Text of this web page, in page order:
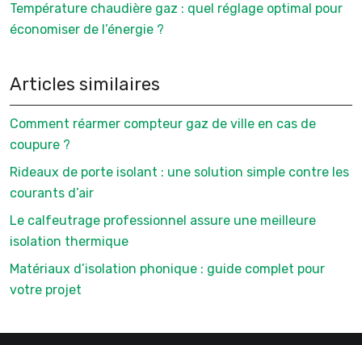
Température chaudière gaz : quel réglage optimal pour
économiser de l’énergie ?
Articles similaires
Comment réarmer compteur gaz de ville en cas de
coupure ?
Rideaux de porte isolant : une solution simple contre les
courants d’air
Le calfeutrage professionnel assure une meilleure
isolation thermique
Matériaux d’isolation phonique : guide complet pour
votre projet